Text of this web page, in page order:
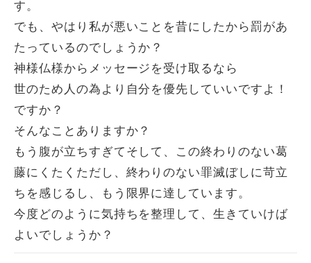
す。
でも、やはり私が悪いことを昔にしたから罰があ
たっているのでしょうか？
神様仏様からメッセージを受け取るなら
世のため人の為より自分を優先していいですよ！
ですか？
そんなことありますか？
もう腹が立ちすぎてそして、この終わりのない葛
藤にくたくただし、終わりのない罪滅ぼしに苛立
ちを感じるし、もう限界に達しています。
今度どのように気持ちを整理して、生きていけば
よいでしょうか？